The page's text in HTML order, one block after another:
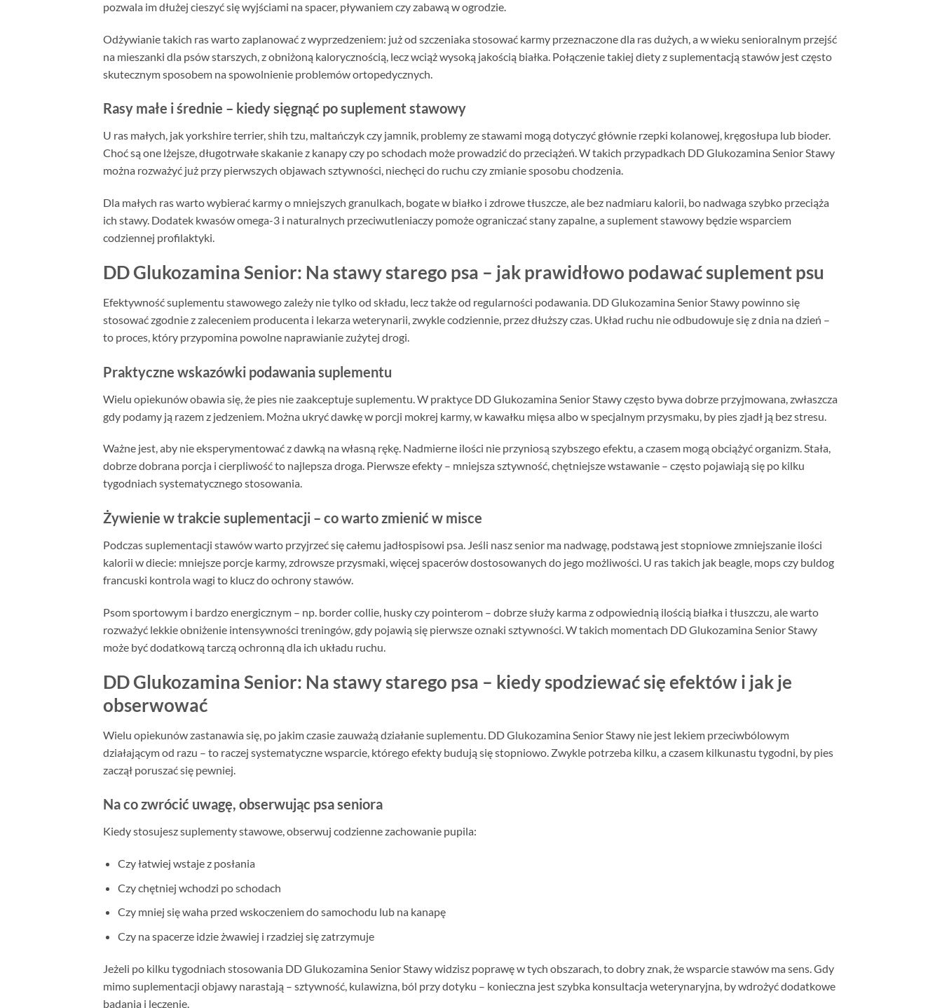
pozwala im dłużej cieszyć się wyjściami na spacer, pływaniem czy zabawą w ogrodzie.
Odżywianie takich ras warto zaplanować z wyprzedzeniem: już od szczeniaka stosować karmy przeznaczone dla ras dużych, a w wieku senioralnym przejść
na mieszanki dla psów starszych, z obniżoną kalorycznością, lecz wciąż wysoką jakością białka. Połączenie takiej diety z suplementacją stawów jest często
skutecznym sposobem na spowolnienie problemów ortopedycznych.
Rasy małe i średnie – kiedy sięgnąć po suplement stawowy
U ras małych, jak yorkshire terrier, shih tzu, maltańczyk czy jamnik, problemy ze stawami mogą dotyczyć głównie rzepki kolanowej, kręgosłupa lub bioder.
Choć są one lżejsze, długotrwałe skakanie z kanapy czy po schodach może prowadzić do przeciążeń. W takich przypadkach DD Glukozamina Senior Stawy
można rozważyć już przy pierwszych objawach sztywności, niechęci do ruchu czy zmianie sposobu chodzenia.
Dla małych ras warto wybierać karmy o mniejszych granulkach, bogate w białko i zdrowe tłuszcze, ale bez nadmiaru kalorii, bo nadwaga szybko przeciąża
ich stawy. Dodatek kwasów omega-3 i naturalnych przeciwutleniaczy pomoże ograniczać stany zapalne, a suplement stawowy będzie wsparciem
codziennej profilaktyki.
DD Glukozamina Senior: Na stawy starego psa – jak prawidłowo podawać suplement psu
Efektywność suplementu stawowego zależy nie tylko od składu, lecz także od regularności podawania. DD Glukozamina Senior Stawy powinno się
stosować zgodnie z zaleceniem producenta i lekarza weterynarii, zwykle codziennie, przez dłuższy czas. Układ ruchu nie odbudowuje się z dnia na dzień –
to proces, który przypomina powolne naprawianie zużytej drogi.
Praktyczne wskazówki podawania suplementu
Wielu opiekunów obawia się, że pies nie zaakceptuje suplementu. W praktyce DD Glukozamina Senior Stawy często bywa dobrze przyjmowana, zwłaszcza
gdy podamy ją razem z jedzeniem. Można ukryć dawkę w porcji mokrej karmy, w kawałku mięsa albo w specjalnym przysmaku, by pies zjadł ją bez stresu.
Ważne jest, aby nie eksperymentować z dawką na własną rękę. Nadmierne ilości nie przyniosą szybszego efektu, a czasem mogą obciążyć organizm. Stała,
dobrze dobrana porcja i cierpliwość to najlepsza droga. Pierwsze efekty – mniejsza sztywność, chętniejsze wstawanie – często pojawiają się po kilku
tygodniach systematycznego stosowania.
Żywienie w trakcie suplementacji – co warto zmienić w misce
Podczas suplementacji stawów warto przyjrzeć się całemu jadłospisowi psa. Jeśli nasz senior ma nadwagę, podstawą jest stopniowe zmniejszanie ilości
kalorii w diecie: mniejsze porcje karmy, zdrowsze przysmaki, więcej spacerów dostosowanych do jego możliwości. U ras takich jak beagle, mops czy buldog
francuski kontrola wagi to klucz do ochrony stawów.
Psom sportowym i bardzo energicznym – np. border collie, husky czy pointerom – dobrze służy karma z odpowiednią ilością białka i tłuszczu, ale warto
rozważyć lekkie obniżenie intensywności treningów, gdy pojawią się pierwsze oznaki sztywności. W takich momentach DD Glukozamina Senior Stawy
może być dodatkową tarczą ochronną dla ich układu ruchu.
DD Glukozamina Senior: Na stawy starego psa – kiedy spodziewać się efektów i jak je
obserwować
Wielu opiekunów zastanawia się, po jakim czasie zauważą działanie suplementu. DD Glukozamina Senior Stawy nie jest lekiem przeciwbólowym
działającym od razu – to raczej systematyczne wsparcie, którego efekty budują się stopniowo. Zwykle potrzeba kilku, a czasem kilkunastu tygodni, by pies
zaczął poruszać się pewniej.
Na co zwrócić uwagę, obserwując psa seniora
Kiedy stosujesz suplementy stawowe, obserwuj codzienne zachowanie pupila:
Czy łatwiej wstaje z posłania
Czy chętniej wchodzi po schodach
Czy mniej się waha przed wskoczeniem do samochodu lub na kanapę
Czy na spacerze idzie żwawiej i rzadziej się zatrzymuje
Jeżeli po kilku tygodniach stosowania DD Glukozamina Senior Stawy widzisz poprawę w tych obszarach, to dobry znak, że wsparcie stawów ma sens. Gdy
mimo suplementacji objawy narastają – sztywność, kulawizna, ból przy dotyku – konieczna jest szybka konsultacja weterynaryjna, by wdrożyć dodatkowe
badania i leczenie.